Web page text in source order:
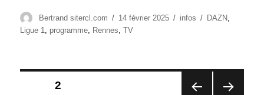
Auteur
Bertrand sitercl.com
Publié
le
14 février 2025 Catégories
infos Étiquettes
DAZN
Ligue 1
programme Rennes ,TV
Pagination
PAGE2